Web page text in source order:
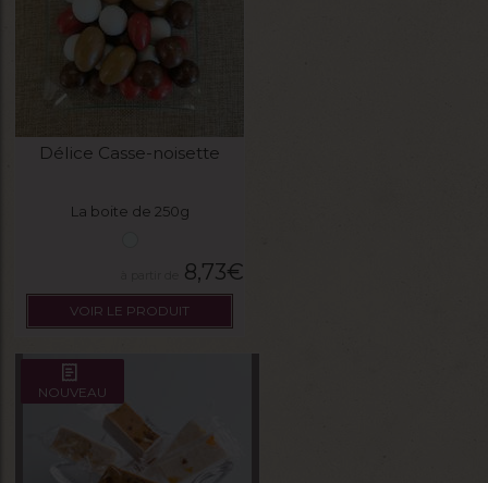
Délice Casse-noisette
La boite de 250g
8,73€
VOIR LE PRODUIT
NOUVEAU